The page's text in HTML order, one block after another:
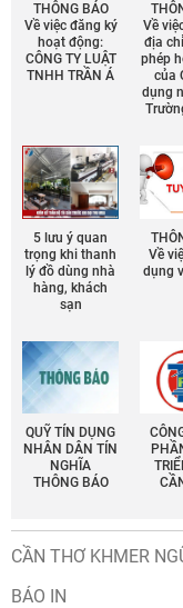
THÔNG BÁO
Về việc đăng ký
hoạt động:
CÔNG TY LUẬT
TNHH TRẦN Á
Về
địa
phép
của
dụng
5 lưu ý quan
trọng khi thanh
lý đồ dùng nhà
hàng, khách
sạn
Về
dụng
QUỸ TÍN DỤNG
NHÂN DÂN TÍN
NGHĨA
THÔNG BÁO
CẦN THƠ KHMER
BÁO IN